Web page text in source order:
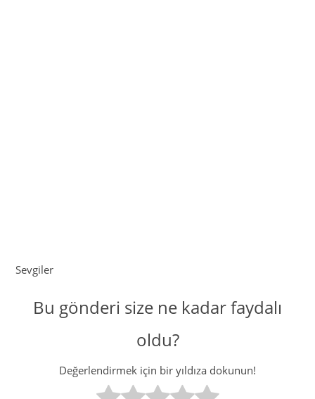
Sevgiler
Bu gönderi size ne kadar faydalı
oldu?
Değerlendirmek için bir yıldıza dokunun!